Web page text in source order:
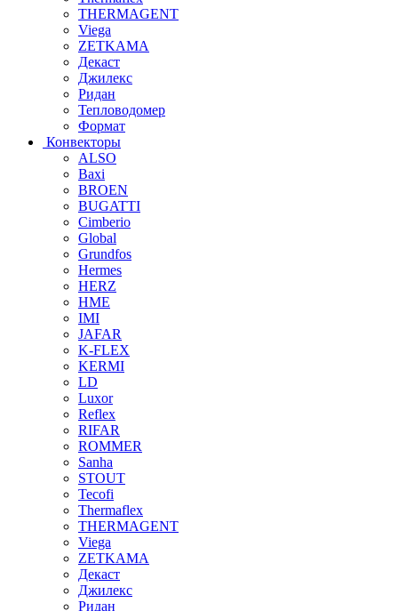
THERMAGENT
Viega
ZETKAMA
Декаст
Джилекс
Ридан
Тепловодомер
Формат
Конвекторы
ALSO
Baxi
BROEN
BUGATTI
Cimberio
Global
Grundfos
Hermes
HERZ
HME
IMI
JAFAR
K-FLEX
KERMI
LD
Luxor
Reflex
RIFAR
ROMMER
Sanha
STOUT
Tecofi
Thermaflex
THERMAGENT
Viega
ZETKAMA
Декаст
Джилекс
Ридан